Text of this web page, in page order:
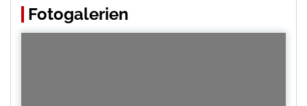
Fotogalerien